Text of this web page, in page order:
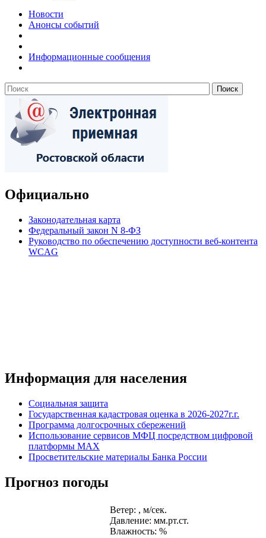
Новости
Анонсы событий
Информационные сообщения
Официально
Законодательная карта
Федеральный закон N 8-ФЗ
Руководство по обеспечению доступности веб-контента
WCAG
Информация для населения
Социальная защита
Государственная кадастровая оценка в 2026-2027г.г.
Программа долгосрочных сбережений
Использование сервисов МФЦ посредством цифровой
платформы MAX
Просветительские материалы Банка России
Прогноз погоды
Ветер: , м/сек.
Давление: мм.рт.ст.
Влажность: %